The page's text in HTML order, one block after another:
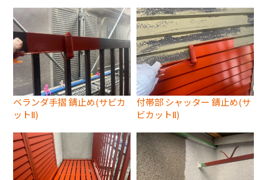
ベランダ手摺 錆止め(サビカ
ットⅡ)
付帯部 シャッター 錆止め(サ
ビカットⅡ)